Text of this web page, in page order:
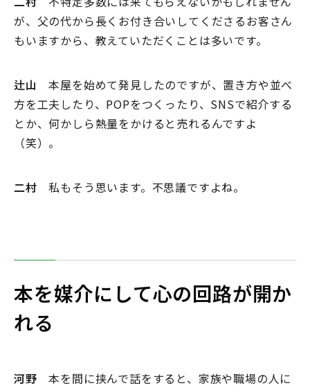
が、父の代から長くお付き合いしてくださるお客さん
もいますから、教えていただくことは多いです。
辻山
本屋を始めて発見したのですが、置き方や並べ
方を工夫したり、POPをつくったり、SNSで紹介する
とか、何かしら熱量をかけると売れるんですよ
（笑）。
二村 私もそう思います。不思議ですよね。
本を媒介にして心の回路が開か
れる
河野 本を間に挟んで話をすると、家族や職場の人に